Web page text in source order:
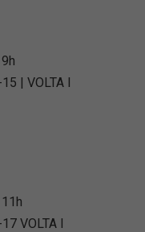
| VOLTA I
VOLTA I